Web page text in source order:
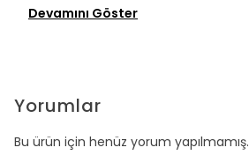
Devamını Göster
Yorumlar
Bu ürün için henüz yorum yapılmamış.